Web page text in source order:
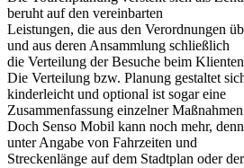
beruht auf den vereinbarten
Leistungen, die aus den Verordnungen
und aus deren Ansammlung schließlich
die Verteilung der Besuche beim
Die Verteilung bzw. Planung gestaltet
kinderleicht und optional ist sogar eine
Zusammenfassung einzelner
Doch Senso Mobil kann noch mehr,
unter Angabe von Fahrzeiten und
Streckenlänge auf dem Stadtplan oder